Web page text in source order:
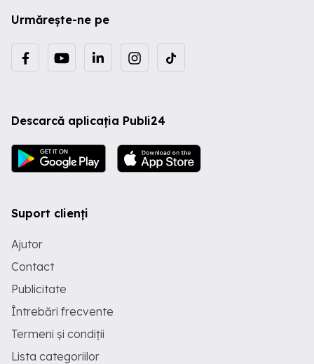
Urmărește-ne pe
Descarcă aplicația Publi24
Suport clienți
Ajutor
Contact
Publicitate
Întrebări frecvente
Termeni și condiții
Lista categoriilor